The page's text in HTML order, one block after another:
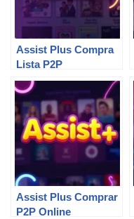
Assist Plus Compra
Lista P2P
Assist Plus Comprar
P2P Online